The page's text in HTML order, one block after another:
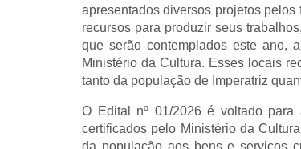
apresentados diversos projetos
recursos para produzir seus
que serão contemplados este ano,
Ministério da Cultura. Esses locais
tanto da população de Imperatriz
O Edital nº 01/2026 é voltado
certificados pelo Ministério da
da população aos bens e serviços